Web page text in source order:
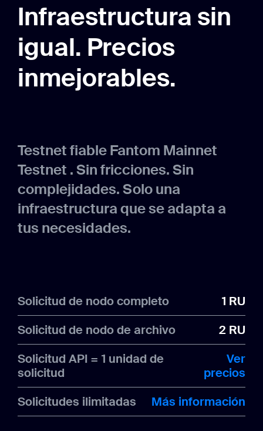
Infraestructura sin
igual. Precios
inmejorables.
Testnet fiable Fantom Mainnet
Testnet . Sin fricciones. Sin
complejidades. Solo una
infraestructura que se adapta a
tus necesidades.
Solicitud de nodo completo
1 RU
Solicitud de nodo de archivo
2 RU
Solicitud API = 1 unidad de
solicitud
Ver
precios
Solicitudes ilimitadas
Más información